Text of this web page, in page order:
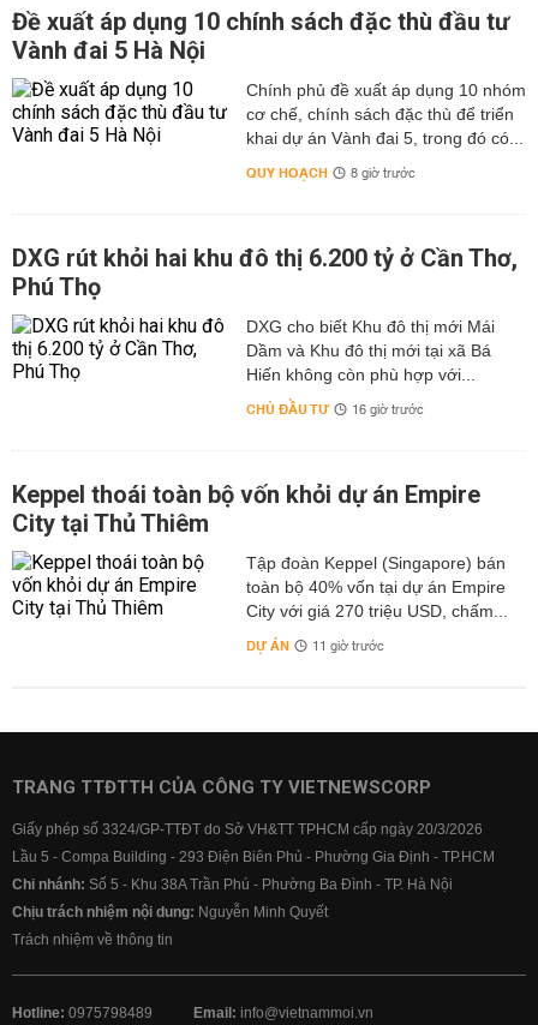
Đề xuất áp dụng 10 chính sách đặc thù đầu tư
Vành đai 5 Hà Nội
Chính phủ đề xuất áp dụng 10 nhóm
cơ chế, chính sách đặc thù để triển
khai dự án Vành đai 5, trong đó có...
QUY HOẠCH 8 giờ trước
DXG rút khỏi hai khu đô thị 6.200 tỷ ở Cần Thơ,
Phú Thọ
DXG cho biết Khu đô thị mới Mái
Dầm và Khu đô thị mới tại xã Bá
Hiến không còn phù hợp với...
CHỦ ĐẦU TƯ 16 giờ trước
Keppel thoái toàn bộ vốn khỏi dự án Empire
City tại Thủ Thiêm
Tập đoàn Keppel (Singapore) bán
toàn bộ 40% vốn tại dự án Empire
City với giá 270 triệu USD, chấm...
DỰ ÁN 11 giờ trước
TRANG TTĐTTH CỦA CÔNG TY VIETNEWSCORP
Giấy phép số 3324/GP-TTĐT do Sở VH&TT TPHCM cấp ngày 20/3/2026
Lầu 5 - Compa Building - 293 Điện Biên Phủ - Phường Gia Định - TP.HCM
Chi nhánh: Số 5 - Khu 38A Trần Phú - Phường Ba Đình - TP. Hà Nội
Chịu trách nhiệm nội dung: Nguyễn Minh Quyết
Trách nhiệm về thông tin
Hotline: 0975798489 Email: info@vietnammoi.vn